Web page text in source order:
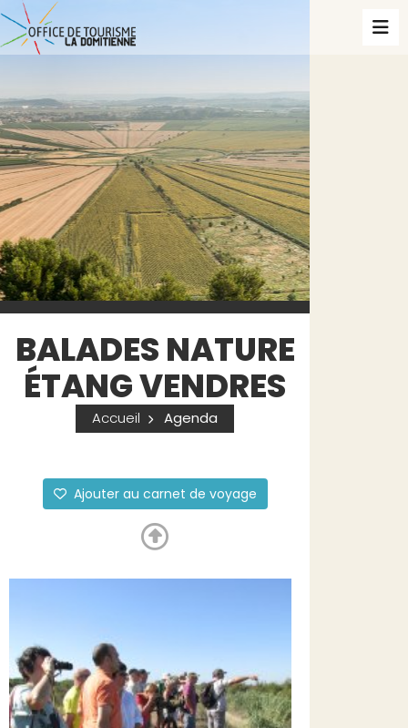
BALADES NATURE
ÉTANG VENDRES
Accueil Agenda
Ajouter au carnet de voyage